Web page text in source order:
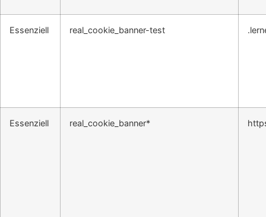
Essenziell real_cookie_banner-test
Essenziell real_cookie_banner*